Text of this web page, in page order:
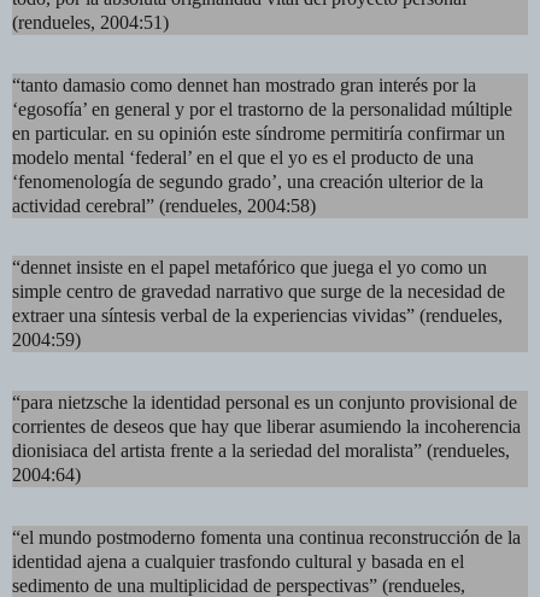
(rendueles, 2004:51)
“tanto damasio como dennet han mostrado gran interés por la
‘egosofía’ en general y por el trastorno de la personalidad múltiple
en particular. en su opinión este síndrome permitiría confirmar un
modelo mental ‘federal’ en el que el yo es el producto de una
‘fenomenología de segundo grado’, una creación ulterior de la
actividad cerebral” (rendueles, 2004:58)
“dennet insiste en el papel metafórico que juega el yo como un
simple centro de gravedad narrativo que surge de la necesidad de
extraer una síntesis verbal de la experiencias vividas” (rendueles,
2004:59)
“para nietzsche la identidad personal es un conjunto provisional de
corrientes de deseos que hay que liberar asumiendo la incoherencia
dionisiaca del artista frente a la seriedad del moralista” (rendueles,
2004:64)
“el mundo postmoderno fomenta una continua reconstrucción de la
identidad ajena a cualquier trasfondo cultural y basada en el
sedimento de una multiplicidad de perspectivas” (rendueles,